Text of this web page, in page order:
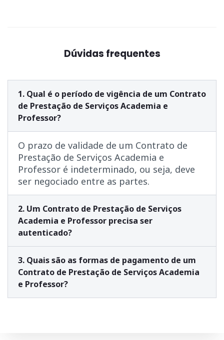
Dúvidas frequentes
1. Qual é o período de vigência de um Contrato
de Prestação de Serviços Academia e
Professor?
O prazo de validade de um Contrato de
Prestação de Serviços Academia e
Professor é indeterminado, ou seja, deve
ser negociado entre as partes.
2. Um Contrato de Prestação de Serviços
Academia e Professor precisa ser
autenticado?
3. Quais são as formas de pagamento de um
Contrato de Prestação de Serviços Academia
e Professor?